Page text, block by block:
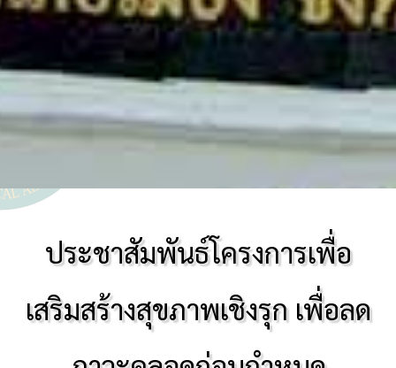
ประชาสัมพันธ์โครงการเพื่อ
เสริมสร้างสุขภาพเชิงรุก เพื่อลด